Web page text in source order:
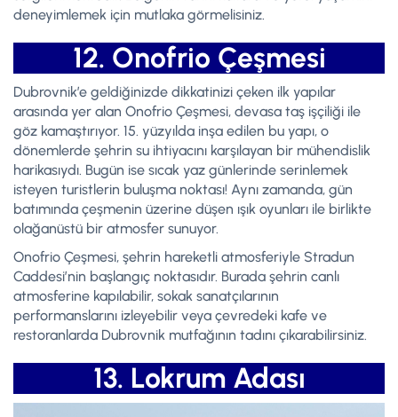
deneyimlemek için mutlaka görmelisiniz.
12. Onofrio Çeşmesi
Dubrovnik’e geldiğinizde dikkatinizi çeken ilk yapılar
arasında yer alan Onofrio Çeşmesi, devasa taş işçiliği ile
göz kamaştırıyor. 15. yüzyılda inşa edilen bu yapı, o
dönemlerde şehrin su ihtiyacını karşılayan bir mühendislik
harikasıydı. Bugün ise sıcak yaz günlerinde serinlemek
isteyen turistlerin buluşma noktası! Aynı zamanda, gün
batımında çeşmenin üzerine düşen ışık oyunları ile birlikte
olağanüstü bir atmosfer sunuyor.
Onofrio Çeşmesi, şehrin hareketli atmosferiyle Stradun
Caddesi’nin başlangıç noktasıdır. Burada şehrin canlı
atmosferine kapılabilir, sokak sanatçılarının
performanslarını izleyebilir veya çevredeki kafe ve
restoranlarda Dubrovnik mutfağının tadını çıkarabilirsiniz.
13. Lokrum Adası